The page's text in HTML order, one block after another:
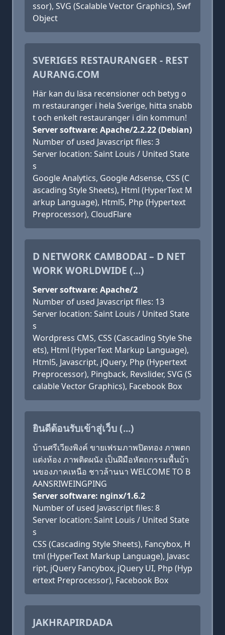
ssor), SVG (Scalable Vector Graphics), Swf
Object
SVERIGES RESTAURANGER - REST
AURANG.COM
Här kan du läsa recensioner och betyg o
m restauranger i hela Sverige, hitta snabb
t och enkelt restauranger i din kommun!
Server software: Apache/2.2.22 (Debian)
Number of used Javascript files: 3
Server location: Saint Louis / United State
s
Google Analytics, Google Adsense, CSS (C
ascading Style Sheets), Html (HyperText M
arkup Language), Html5, Php (Hypertext
Preprocessor), CloudFlare
D NETWORK CAMBODAI – D NET
WORK WORLDWIDE (...)
Server software: Apache/2
Number of used Javascript files: 13
Server location: Saint Louis / United State
s
Wordpress CMS, CSS (Cascading Style She
ets), Html (HyperText Markup Language),
Html5, Javascript, jQuery, Php (Hypertext
Preprocessor), Pingback, Revslider, SVG (S
calable Vector Graphics), Facebook Box
ยินดีต้อนรับเข้าสู่เว็บ (...)
บ้านศรีเวียงพิงค์ ขายเฟรมภาพปิดทอง ภาพตก
แต่งห้อง ภาพติดผนัง เป็นฝีมือหัตถกรรมพื้นบ้า
นของภาคเหนือ ชาวล้านนา WELCOME TO B
AANSRIWEINGPING
Server software: nginx/1.6.2
Number of used Javascript files: 8
Server location: Saint Louis / United State
s
CSS (Cascading Style Sheets), Fancybox, H
tml (HyperText Markup Language), Javasc
ript, jQuery Fancybox, jQuery UI, Php (Hyp
ertext Preprocessor), Facebook Box
JAKHRAPIRDADA